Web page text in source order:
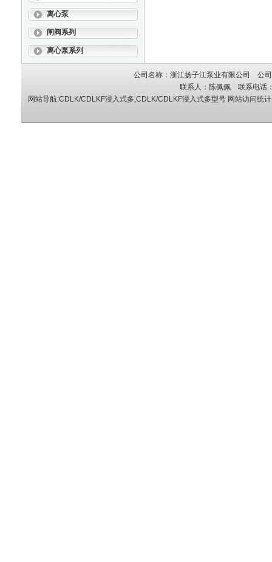
离心泵
闸阀系列
离心泵系列
公司名称：浙江扬子江泵业有限公司 公
联系人：陈佩佩 联系电话
网站导航:CDLK/CDLKF浸入式多,CDLK/CDLKF浸入式多型号 网站访问统